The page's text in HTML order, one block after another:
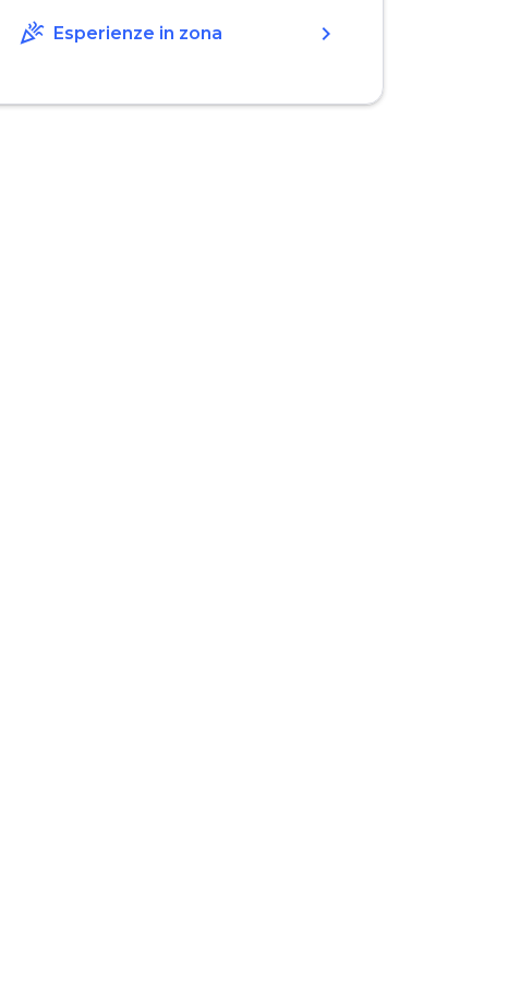
celebration Esperienze in zona chevron_right